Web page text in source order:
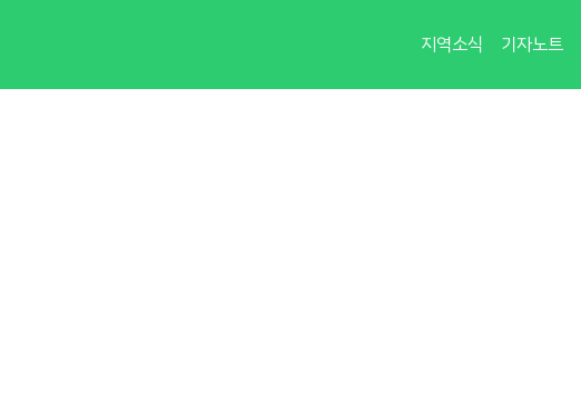
지역소식 기자노트